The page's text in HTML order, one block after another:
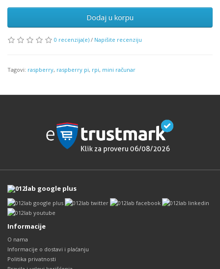
Dodaj u korpu
0 recenzija(e) / Napišite recenziju
Tagovi: raspberry, raspberry pi, rpi, mini računar
Informacije
O nama
Informacije o dostavi i plaćanju
Politika privatnosti